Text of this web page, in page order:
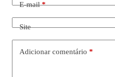
E-mail*
Site
Adicionar comentário *